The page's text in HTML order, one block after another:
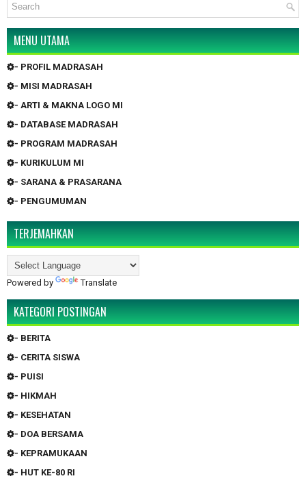
MENU UTAMA
- PROFIL MADRASAH
- MISI MADRASAH
- ARTI & MAKNA LOGO MI
- DATABASE MADRASAH
- PROGRAM MADRASAH
- KURIKULUM MI
- SARANA & PRASARANA
- PENGUMUMAN
TERJEMAHKAN
Powered by Translate
KATEGORI POSTINGAN
- BERITA
- CERITA SISWA
- PUISI
- HIKMAH
- KESEHATAN
- DOA BERSAMA
- KEPRAMUKAAN
- HUT KE-80 RI